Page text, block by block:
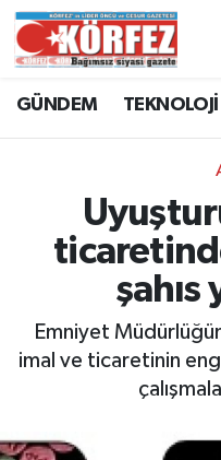
GÜNDEM TEKNOLOJİ
şahıs
Emniyet
imal ve ticaretinin
Trafik Durumu
Süper Lig Puan
Tüm Manşetler
Son Dakika
Haber Arşivi